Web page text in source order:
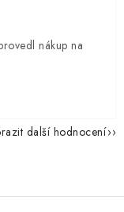
nákup na
další hodnocení